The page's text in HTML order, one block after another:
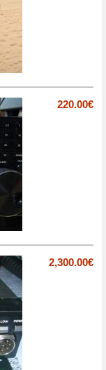
220.00€
2,300.00€